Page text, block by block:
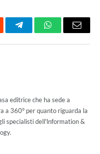
TelegramWhatsAppEmail
editrice che ha sede a
a 360° per quanto riguarda la
specialisti dell'lnformation &